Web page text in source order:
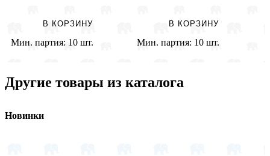
В КОРЗИНУ
Мин. партия: 10 шт.
В КОРЗИНУ
Мин. партия: 10 шт.
Другие товары из каталога
Новинки